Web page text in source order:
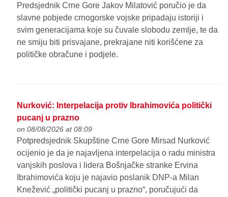
Predsjednik Crne Gore Jakov Milatović poručio je da
slavne pobjede crnogorske vojske pripadaju istoriji i
svim generacijama koje su čuvale slobodu zemlje, te da
ne smiju biti prisvajane, prekrajane niti korišćene za
političke obračune i podjele.
Nurković: Interpelacija protiv Ibrahimovića politički
pucanj u prazno
on 08/08/2026 at 08:09
Potpredsjednik Skupštine Crne Gore Mirsad Nurković
ocijenio je da je najavljena interpelacija o radu ministra
vanjskih poslova i lidera Bošnjačke stranke Ervina
Ibrahimovića koju je najavio poslanik DNP-a Milan
Knežević „politički pucanj u prazno“, poručujući da